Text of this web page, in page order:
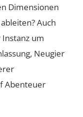
Dimensionen
Auch
um
Neugier
Abenteuer